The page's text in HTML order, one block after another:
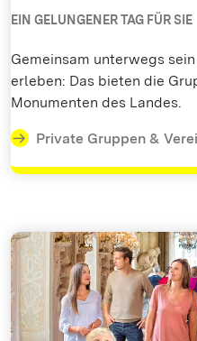
EIN GELUNGENER TAG FÜR SIE
Gemeinsam unterwegs
erleben: Das bieten die
Monumenten des Landes.
Private Gruppen &